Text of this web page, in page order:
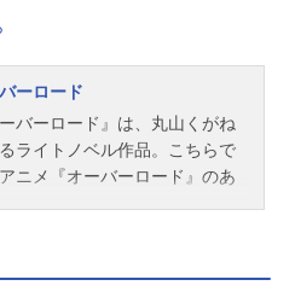
ーロード
ーバーロード』は、丸山くがね
ライトノベル作品。こちらで
ニメ『オーバーロード』のあ